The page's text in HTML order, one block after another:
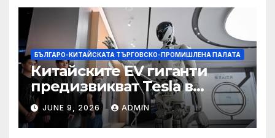
БЪЛГАРО-КИТАЙСКАТА ТЪРГОВСКО-ПРОМИШЛЕНА ПАЛАТА
Китайските EV гиганти
предизвикват Tesla в
надпреварата за
комерсиализиране на
хуманоидни роботи
JUNE 9, 2026 ADMIN